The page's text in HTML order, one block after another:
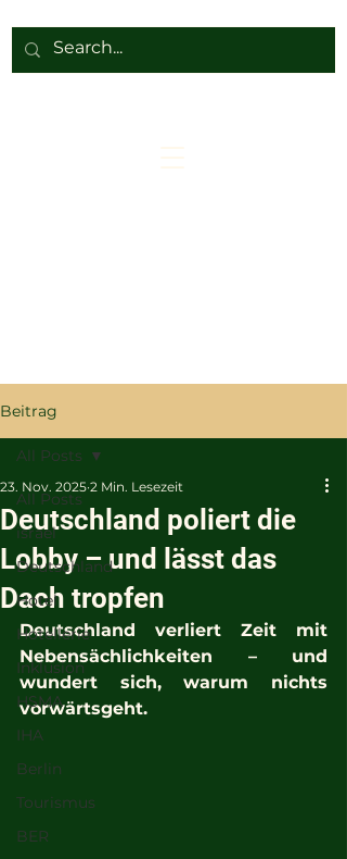
Beitrag
All Posts
israel
Deutschland
Hotel
Hotellerie
Inklusion
HSMA
IHA
Berlin
Tourismus
BER
All Posts
Deutschland poliert die
Lobby – und lässt das
Dach tropfen
23. Nov. 2025 2 Min. Lesezeit
Deutschland verliert Zeit mit
Nebensächlichkeiten – und
wundert sich, warum nichts
vorwärtsgeht.